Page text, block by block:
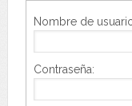
Nombre de
Contraseña: